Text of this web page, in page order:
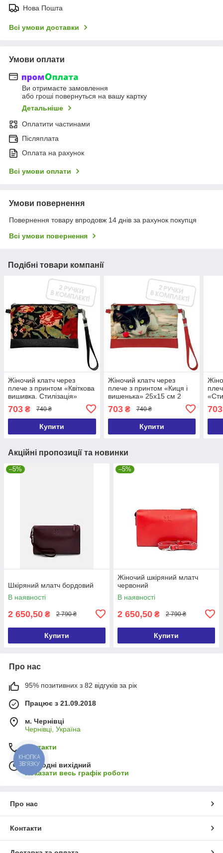
Нова Пошта
Всі умови доставки
Умови оплати
Ви отримаєте замовлення
або гроші повернуться на вашу картку
Детальніше
Оплатити частинами
Післяплата
Оплата на рахунок
Всі умови оплати
Умови повернення
Повернення товару впродовж 14 днів за рахунок покупця
Всі умови повернення
Подібні товари компанії
Жіночий клатч через
плече з принтом «Квіткова
вишивка. Стилізація»
комплекті
703 ₴ 740 ₴
Купити
Жіночий клатч через
плече з принтом «Киця і
вишенька» 25х15 см 2
703₴ 740 ₴
Купити
703
Акційні пропозиції та новинки
–5%
Шкіряний млатч бордовий
В наявності
2 650,50 ₴ 2 790 ₴
Купити
–5%
Жіночий шкіряний млатч
червоний
В наявності
2 650,50 ₴ 2 790 ₴
Купити
Про нас
95% позитивних з 82 відгуків за рік
Працює з 21.09.2018
м. Чернівці
Чернівці, Україна
Контакти
Сьогодні вихідний
Показати весь графік роботи
Про нас
Контакти
КНОПКА
ЗВ'ЯЗКУ